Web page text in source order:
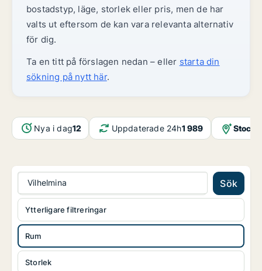
bostadstyp, läge, storlek eller pris, men de har
valts ut eftersom de kan vara relevanta alternativ
för dig.
Ta en titt på förslagen nedan – eller starta din
sökning på nytt här.
Nya i dag12 Uppdaterade 24h1 989
Vilhelmina Sök
Rum
Storlek
Ytterligare filtreringar